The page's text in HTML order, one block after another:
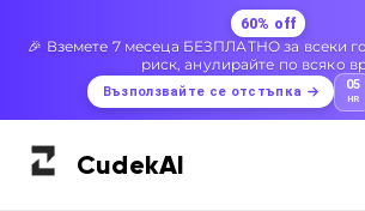
60% off
🎉 Вземете 7 месеца БЕЗПЛАТНО за всеки
риск, анулирайте по всяко
Възползвайте се отстъпка 05
HR
CudekAI